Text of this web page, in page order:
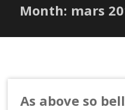
Month: mars
As above so